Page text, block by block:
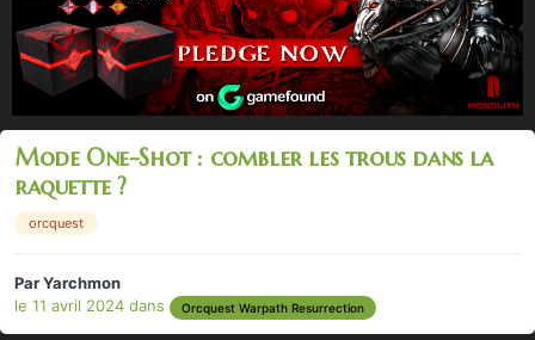
Mode One-Shot : combler les trous dans la
raquette ?
orcquest
ParYarchmon
le 11 avril 2024 dans Orcquest Warpath Resurrection